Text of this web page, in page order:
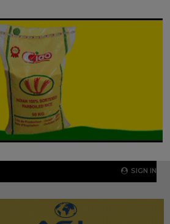
SIGN IN